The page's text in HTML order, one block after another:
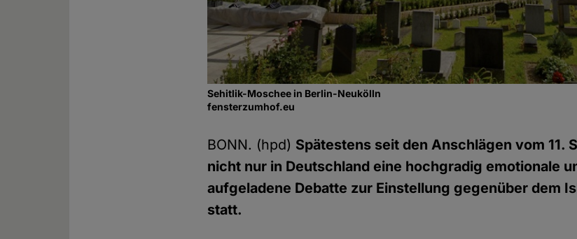
Sehitlik-Moschee in Berlin-Neukölln
fensterzumhof.eu
BONN. (hpd) Spätestens seit den Anschlägen vom 11.
nicht nur in Deutschland eine hochgradig emotionale
aufgeladene Debatte zur Einstellung gegenüber dem
statt.